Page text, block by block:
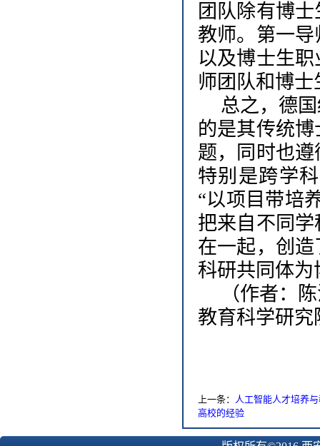
团队除有博
教师。第一
以及博士生
师团队和博
总之，德
的是其传统
题，同时也
特别是跨学
“以项目带培
把来自不同
在一起，创
科研共同体为
（作者：
教育科学研
上一条： 人工智能人才培养
高校的经验